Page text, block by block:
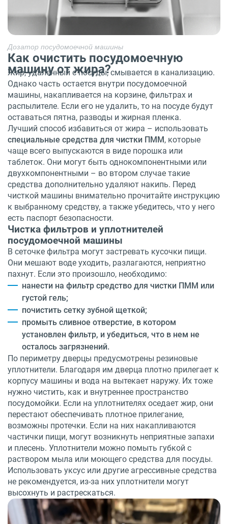
Дозатор посудомоечной машины
Как очистить посудомоечную
машину от жира?
Жир, удаленный с посуды, смывается в канализацию.
Однако часть остается внутри посудомоечной
машины, накапливается на корзине, фильтрах и
распылителе. Если его не удалить, то на посуде будут
оставаться пятна, разводы и жирная пленка.
Лучший способ избавиться от жира – использовать
специальные средства для чистки ПММ , которые
чаще всего выпускаются в виде порошка или
таблеток. Они могут быть однокомпонентными или
двухкомпонентными – во втором случае такие
средства дополнительно удаляют накипь. Перед
чисткой машины внимательно прочитайте инструкцию
к выбранному средству, а также убедитесь, что у него
есть паспорт безопасности.
Чистка фильтров и уплотнителей
посудомоечной машины
В сеточке фильтра могут застревать кусочки пищи.
Они мешают воде уходить, разлагаются, неприятно
пахнут. Если это произошло, необходимо:
нанести на фильтр средство для чистки ПММ или
густой гель;
почистить сетку зубной щеткой;
промыть сливное отверстие, в котором
установлен фильтр, и убедиться, что в нем не
осталось загрязнений.
По периметру дверцы предусмотрены резиновые
уплотнители. Благодаря им дверца плотно прилегает к
корпусу машины и вода на вытекает наружу. Их тоже
нужно чистить, как и внутреннее пространство
посудомойки. Если на уплотнителях оседает жир, они
перестают обеспечивать плотное прилегание,
возможны протечки. Если на них накапливаются
частички пищи, могут возникнуть неприятные запахи
и плесень. Уплотнители можно помыть губкой с
раствором мыла или моющего средства для посуды.
Использовать уксус или другие агрессивные средства
не рекомендуется, из-за них уплотнители могут
высохнуть и растрескаться.